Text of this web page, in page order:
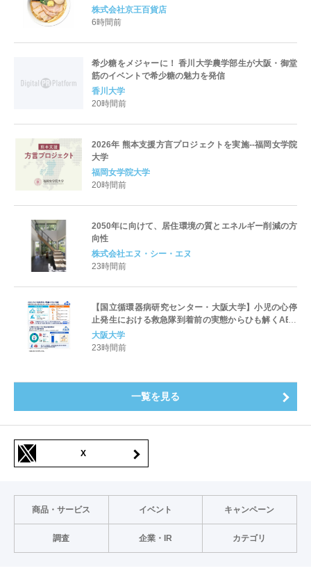
など、実演グルメが充実 過去最長21日間、計90店舗
出店の 「大北海道展」
株式会社京王百貨店
6時間前
希少糖をメジャーに！ 香川大学農学部生が大阪・御堂
筋のイベントで希少糖の魅力を発信
香川大学
20時間前
2026年 熊本支援方言プロジェクトを実施--福岡女学院
大学
福岡女学院大学
20時間前
2050年に向けて、居住環境の質とエネルギー削減の方
向性
株式会社エヌ・シー・エヌ
23時間前
【国立循環器病研究センター・大阪大学】小児の心停
止発生における救急隊到着前の実態からひも解くAED
パッド装着と良好な神経学的転帰との関連性
大阪大学
23時間前
一覧を見る
X
商品・サービス イベント キャンペーン
調査 企業・IR カテゴリ